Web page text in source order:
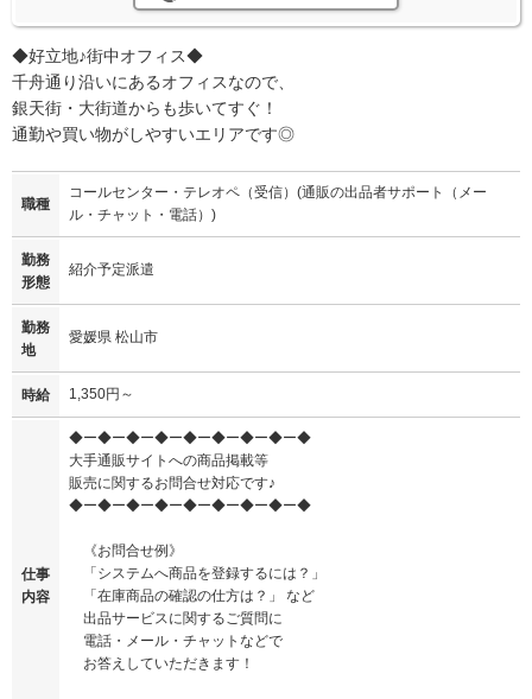
◆好立地♪街中オフィス◆
千舟通り沿いにあるオフィスなので、
銀天街・大街道からも歩いてすぐ！
通勤や買い物がしやすいエリアです◎
職種
コールセンター・テレオペ（受信）(通販の出品者サポート（メー
ル・チャット・電話）)
勤務
形態
紹介予定派遣
勤務
地
愛媛県 松山市
時給 1,350円～
仕事
内容
◆ー◆ー◆ー◆ー◆ー◆ー◆ー◆ー◆
大手通販サイトへの商品掲載等
販売に関するお問合せ対応です♪
◆ー◆ー◆ー◆ー◆ー◆ー◆ー◆ー◆
《お問合せ例》
「システムへ商品を登録するには？」
「在庫商品の確認の仕方は？」 など
出品サービスに関するご質問に
電話・メール・チャットなどで
お答えしていただきます！